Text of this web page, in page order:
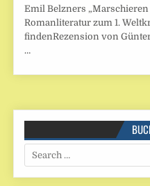
Emil Belzners
Romanliteratur zum 1.
findenRezension von
…
Search
for: